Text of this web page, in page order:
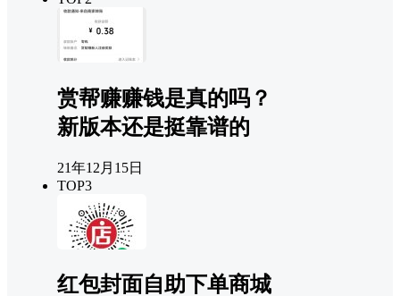
赏帮赚赚钱是真的吗？
新版本还是挺靠谱的
21年12月15日
TOP3
红包封面自助下单商城